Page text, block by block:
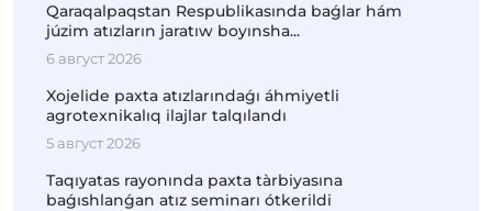
Qaraqalpaqstan Respublikasında baǵlar hám
júzim atızların jaratıw boyınsha...
6 август 2026
Xojelide paxta atızlarındaǵı áhmiyetli
agrotexnikalıq ilajlar talqılandı
5 август 2026
Taqıyatas rayonında paxta tàrbiyasına
baǵıshlanǵan atız seminarı ótkerildi